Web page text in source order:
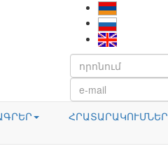
ՀՐԱՏԱՐԱԿՈՒՄՆԵՐ